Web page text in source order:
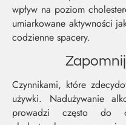
wpływ na poziom
umiarkowane aktywności
codzienne spacery.
Czynnikami, które
używki. Nadużywanie
prowadzi często do